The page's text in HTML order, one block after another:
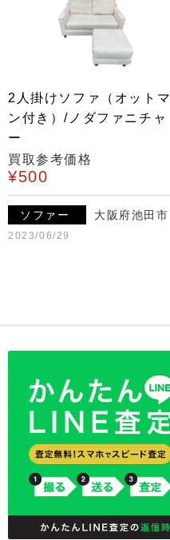
2人掛けソファ（オットマ
ン付き）/ノダファニチャ
ー
買取参考価格
¥500
ソファー 大阪府池田市
2023/06/29